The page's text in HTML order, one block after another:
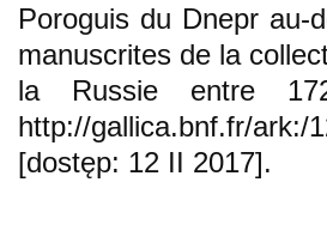
Poroguis du Dnepr au-
manuscrites de la
la Russie entre
http://gallica.bnf.fr/ark:/
[dostęp: 12 II 2017].